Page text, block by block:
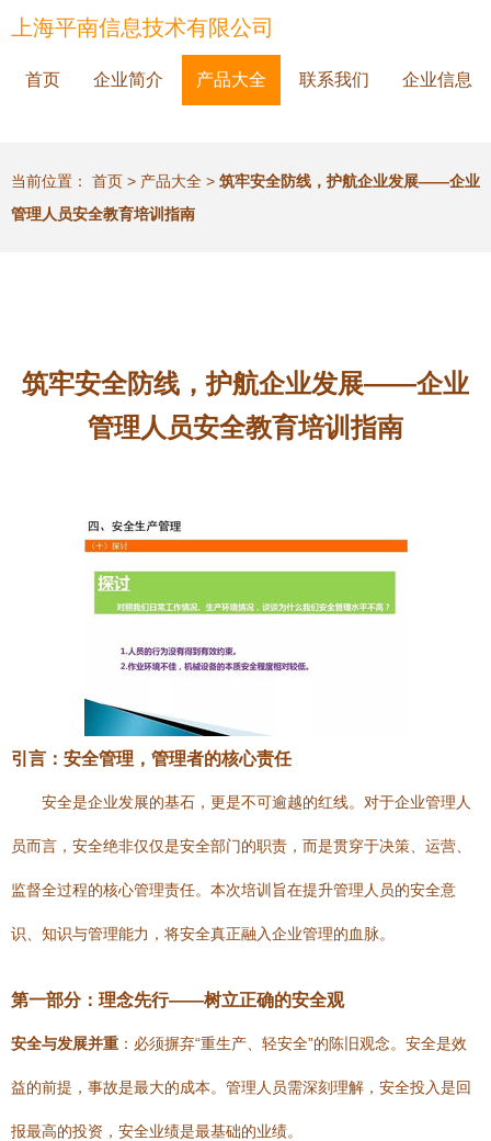
上海平南信息技术有限公司
首页 企业简介 产品大全 联系我们 企业信息
当前位置： 首页 > 产品大全 > 筑牢安全防线，护航企业发展——企业
管理人员安全教育培训指南
筑牢安全防线，护航企业发展——企业
管理人员安全教育培训指南
引言：安全管理，管理者的核心责任
安全是企业发展的基石，更是不可逾越的红线。对于企业管理人
员而言，安全绝非仅仅是安全部门的职责，而是贯穿于决策、运营、
监督全过程的核心管理责任。本次培训旨在提升管理人员的安全意
识、知识与管理能力，将安全真正融入企业管理的血脉。
第一部分：理念先行——树立正确的安全观
安全与发展并重 ：必须摒弃“重生产、轻安全”的陈旧观念。安全是效
益的前提，事故是最大的成本。管理人员需深刻理解，安全投入是回
报最高的投资，安全业绩是最基础的业绩。